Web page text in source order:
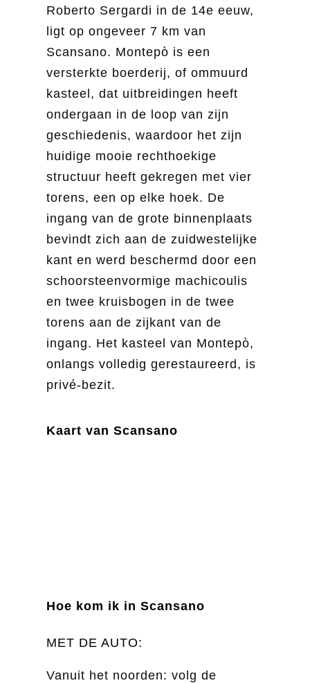
Roberto Sergardi in de 14e eeuw,
ligt op ongeveer 7 km van
Scansano. Montepò is een
versterkte boerderij, of ommuurd
kasteel, dat uitbreidingen heeft
ondergaan in de loop van zijn
geschiedenis, waardoor het zijn
huidige mooie rechthoekige
structuur heeft gekregen met vier
torens, een op elke hoek. De
ingang van de grote binnenplaats
bevindt zich aan de zuidwestelijke
kant en werd beschermd door een
schoorsteenvormige machicoulis
en twee kruisbogen in de twee
torens aan de zijkant van de
ingang. Het kasteel van Montepò,
onlangs volledig gerestaureerd, is
privé-bezit.
Kaart van Scansano
Hoe kom ik in Scansano
MET DE AUTO:
Vanuit het noorden: volg de